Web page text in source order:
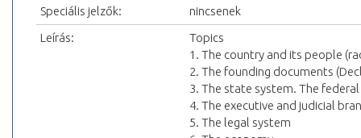
Speciális jelzők:
nincsenek
Leírás:
Topics
1. The country and its people
2. The founding documents
3. The state system. The
4. The executive and judicial
5. The legal system